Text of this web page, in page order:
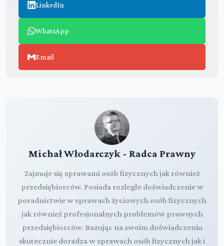
LinkedIn
WhatsApp
Email
Michał Włodarczyk - Radca Prawny
Zajmuje się sprawami osób fizycznych jak również
przedsiębiorców. Posiada rozległe doświadczenie w
poradnictwie w sprawach życiowych osób fizycznych
jak również profesjonalnych problemów prawnych
przedsiębiorców. Bazując na swoim doświadczeniu
skutecznie doradza w sprawach osób fizycznych jak i